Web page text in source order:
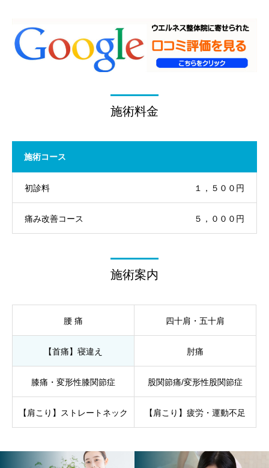
施術料金
施術コース
初診料 １，５００円
痛み改善コース ５，０００円
施術案内
腰 痛 四十肩・五十肩
【首痛】寝違え 肘痛
膝痛・変形性膝関節症 股関節痛/変形性股関節症
【肩こり】ストレートネック 【肩こり】疲労・運動不足